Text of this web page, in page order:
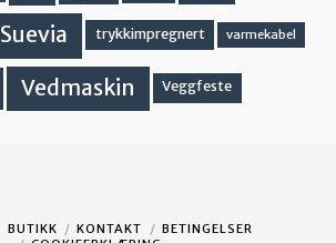
Suevia trykkimpregnert varmekabel
Vedmaskin Veggfeste
BUTIKK KONTAKT
BETINGELSER